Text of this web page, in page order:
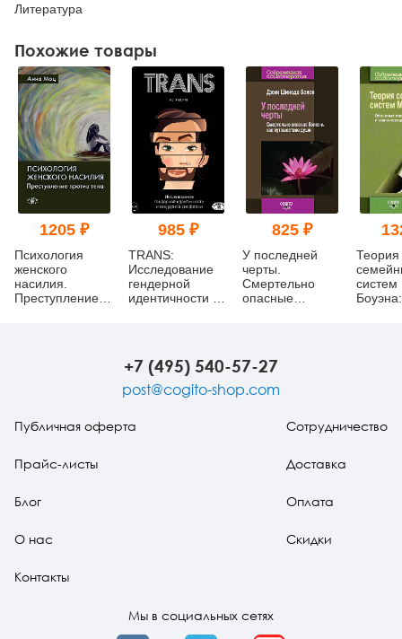
Литература
Похожие товары
1205 ₽
Психология
женского
насилия.
Преступление
985 ₽
TRANS:
Исследование
гендерной
идентичности и
825 ₽
У последней
черты.
Смертельно
опасные
Теория
Боуэна:
+7 (495) 540-57-27
post@cogito-shop.com
Публичная оферта
Прайс-листы
Блог
О нас
Контакты
Сотрудничество
Доставка
Оплата
Скидки
Мы в социальных сетях